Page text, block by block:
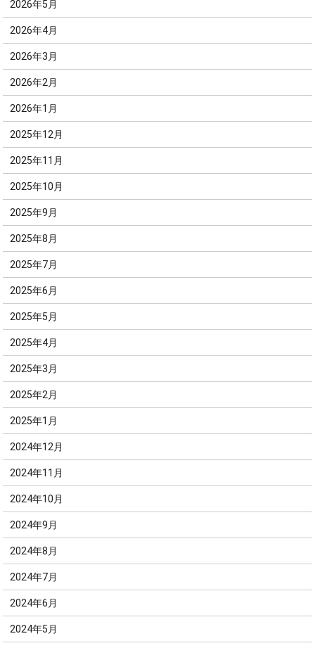
2026年5月
2026年4月
2026年3月
2026年2月
2026年1月
2025年12月
2025年11月
2025年10月
2025年9月
2025年8月
2025年7月
2025年6月
2025年5月
2025年4月
2025年3月
2025年2月
2025年1月
2024年12月
2024年11月
2024年10月
2024年9月
2024年8月
2024年7月
2024年6月
2024年5月